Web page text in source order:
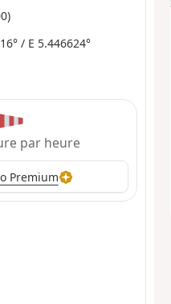
/ E 5.446624°
par heure
Premium